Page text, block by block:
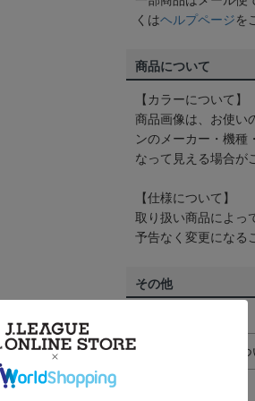
くはヘルプページを
商品について
【カラーについて】
商品画像は、お使い
ンのメーカー・機種
なって見える場合が
【仕様について】
取り扱い商品によっ
予告なく変更になる
その他
ギフト対応に